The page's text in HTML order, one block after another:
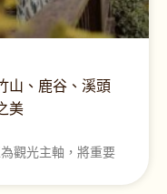
山、鹿谷、溪頭
美
觀光主軸，將重要